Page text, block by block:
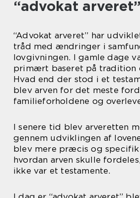
“advokat
“Advokat arveret” har
tråd med ændringer i
lovgivningen. I gamle dage
primært baseret på tradition
Hvad end der stod i et
blev arven for det meste
familieforholdene og
I senere tid blev arveretten
gennem udviklingen af
blev mere præcis og
hvordan arven skulle
ikke var et testamente.